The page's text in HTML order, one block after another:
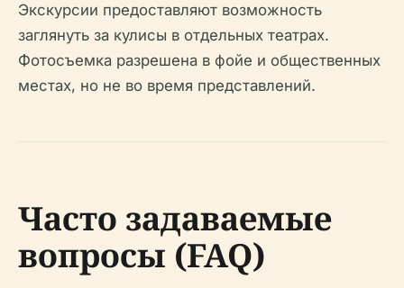
Экскурсии предоставляют возможность
заглянуть за кулисы в отдельных театрах.
Фотосъемка разрешена в фойе и общественных
местах, но не во время представлений.
Часто задаваемые
вопросы (FAQ)